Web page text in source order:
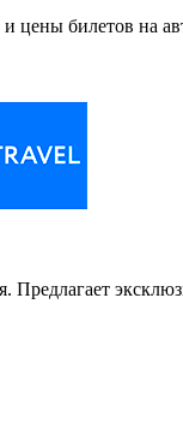
и цены билетов на
Предлагает